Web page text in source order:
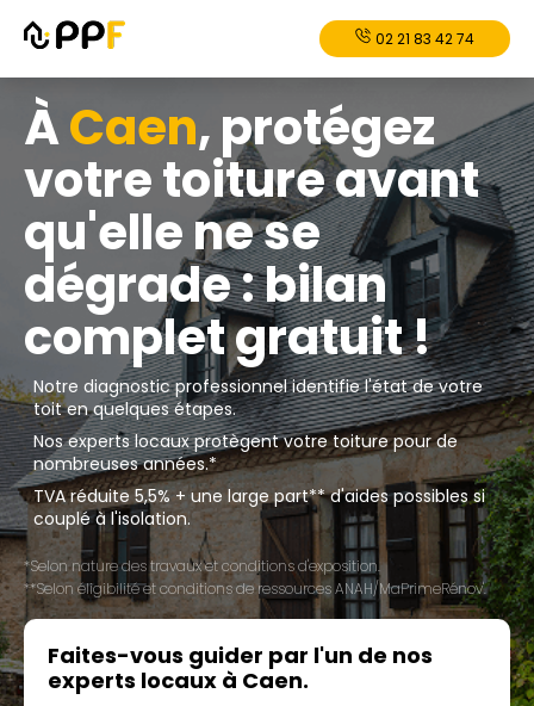
02 21 83 42 74
ÀCaen, protégez
votre toiture avant
qu'elle ne se
dégrade : bilan
complet gratuit !
Notre diagnostic professionnel identifie l'état de votre
toit en quelques étapes.
Nos experts locaux protègent votre toiture pour de
nombreuses années.*
TVA réduite 5,5% + une large part** d'aides possibles si
couplé à l'isolation.
*Selon nature des travaux et conditions d'exposition.
**Selon éligibilité et conditions de ressources ANAH/MaPrimeRénov'.
Faites-vous guider par l'un de nos
experts locaux à Caen.